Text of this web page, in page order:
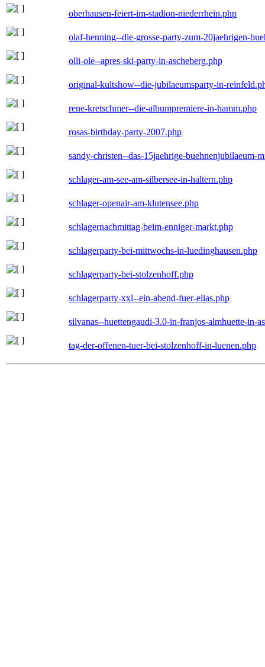
oberhausen-feiert-im-stadion-niederrhein.php
olaf-henning--die-grosse-party-zum-20jaehrigen-
olli-ole--apres-ski-party-in-ascheberg.php
original-kultshow--die-jubilaeumsparty-in-
rene-kretschmer--die-albumpremiere-in-hamm.php
rosas-birthday-party-2007.php
sandy-christen--das-15jaehrige-buehnenjubilaeum-
schlager-am-see-am-silbersee-in-haltern.php
schlager-openair-am-klutensee.php
schlagernachmittag-beim-enniger-markt.php
schlagerparty-bei-mittwochs-in-luedinghausen.php
schlagerparty-bei-stolzenhoff.php
schlagerparty-xxl--ein-abend-fuer-elias.php
silvanas--huettengaudi-3.0-in-franjos-almhuette-in-
tag-der-offenen-tuer-bei-stolzenhoff-in-luenen.php